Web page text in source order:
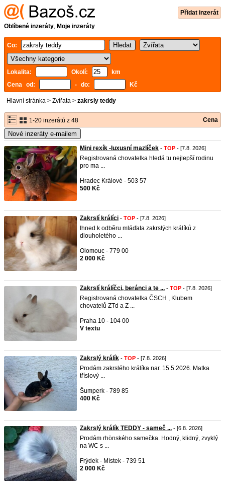
Přidat inzerát
Oblíbené inzeráty, Moje inzeráty
Co:
Lokalita: Okolí:
km
Cena od:
- do: Kč
Hlavní stránka > Zvířata > zakrsly teddy
1-20 inzerátů z 48 Cena
Nové inzeráty e-mailem
Mini rexík -luxusní mazlíček - TOP - [7.8. 2026]
Registrovaná chovatelka hledá tu nejlepší rodinu
pro ma ...
Hradec Králové - 503 57
500 Kč
Zakrslí králíci - TOP - [7.8. 2026]
Ihned k odběru mláďata zakrslých králíků z
dlouholetého ...
Olomouc - 779 00
2 000 Kč
Zakrslí králíčci, beránci a te ... - TOP - [7.8. 2026]
Registrovaná chovatelka ČSCH , Klubem
chovatelů ZTd a Z ...
Praha 10 - 104 00
V textu
Zakrslý králík - TOP - [7.8. 2026]
Prodám zakrslého králíka nar. 15.5.2026. Matka
tříslový ...
Šumperk - 789 85
400 Kč
Zakrslý králík TEDDY - sameč ... - [6.8. 2026]
Prodám rhönského samečka. Hodný, klidný, zvyklý
na WC s ...
Frýdek - Místek - 739 51
2 000 Kč